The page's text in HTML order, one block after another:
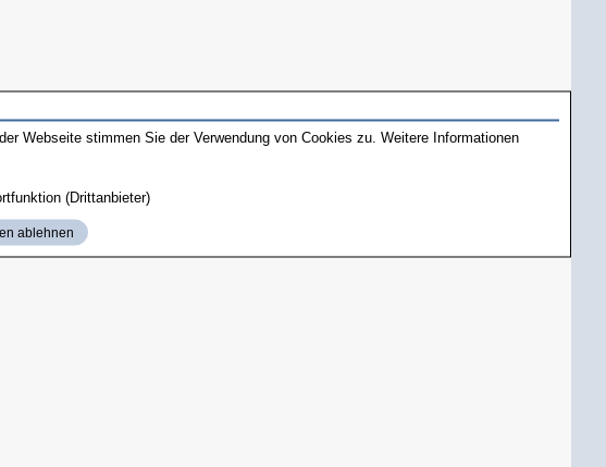
Webseite stimmen Sie der Verwendung von Cookies zu. Weitere Informationen
(Drittanbieter)
ablehnen